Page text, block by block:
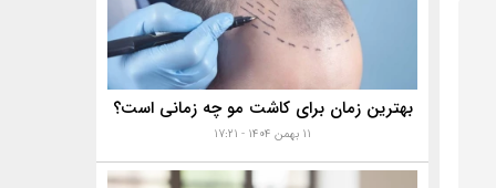
بهترین زمان برای کاشت مو چه زمانی است؟
۱۱ بهمن ۱۴۰۴ - ۱۷:۲۱